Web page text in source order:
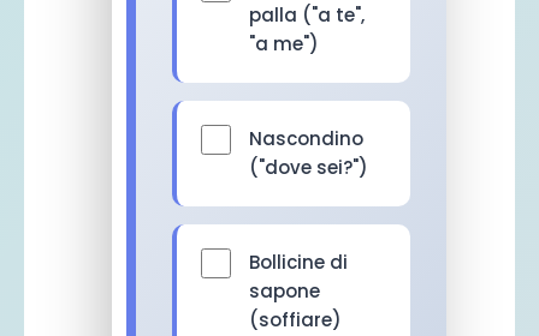
palla ("a te",
"a me")
Nascondino
("dove sei?")
Bollicine di
sapone
(soffiare)